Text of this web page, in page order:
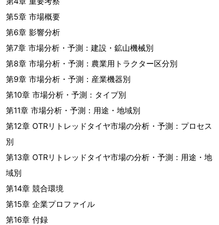
第5章 市場概要
第6章 影響分析
第7章 市場分析・予測：建設・鉱山機械別
第8章 市場分析・予測：農業用トラクター区分別
第9章 市場分析・予測：産業機器別
第10章 市場分析・予測：タイプ別
第11章 市場分析・予測：用途・地域別
第12章 OTRリトレッドタイヤ市場の分析・予測：プロセス
別
第13章 OTRリトレッドタイヤ市場の分析・予測：用途・地
域別
第14章 競合環境
第15章 企業プロファイル
第16章 付録